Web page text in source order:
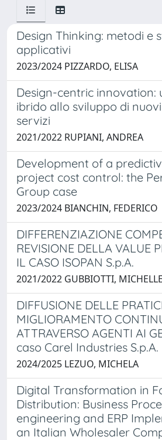
Design Thinking: metodi e
applicativi
2023/2024 PIZZARDO, ELISA
Design-centric innovation:
ibrido allo sviluppo di
servizi
2021/2022 RUPIANI, ANDREA
Development of a
project cost control: the
Group case
2023/2024 BIANCHIN, FEDERICO
DIFFERENZIAZIONE
REVISIONE DELLA VALUE
IL CASO ISOPAN S.p.A.
2021/2022 GUBBIOTTI, MICHELLE
DIFFUSIONE DELLE
MIGLIORAMENTO
ATTRAVERSO AGENTI AI
caso Carel Industries S.p.A.
2024/2025 LEZUO, MICHELA
Digital Transformation in
Distribution: Business
engineering and ERP
an Italian Wholesaler